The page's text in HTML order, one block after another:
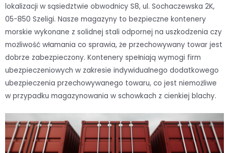
lokalizacji w sąsiedztwie obwodnicy S8, ul. Sochaczewska 2K,
05-850 Szeligi. Nasze magazyny to bezpieczne kontenery
morskie wykonane z solidnej stali odpornej na uszkodzenia czy
możliwość włamania co sprawia, że przechowywany towar jest
dobrze zabezpieczony. Kontenery spełniają wymogi firm
ubezpieczeniowych w zakresie indywidualnego dodatkowego
ubezpieczenia przechowywanego towaru, co jest niemożliwe
w przypadku magazynowania w schowkach z cienkiej blachy.